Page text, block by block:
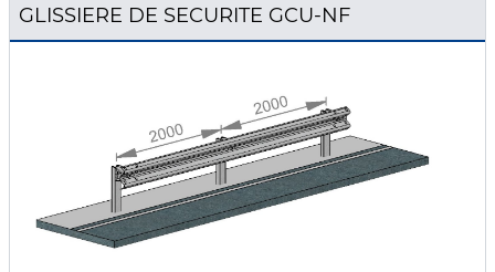
GLISSIERE DE SECURITE GCU-NF